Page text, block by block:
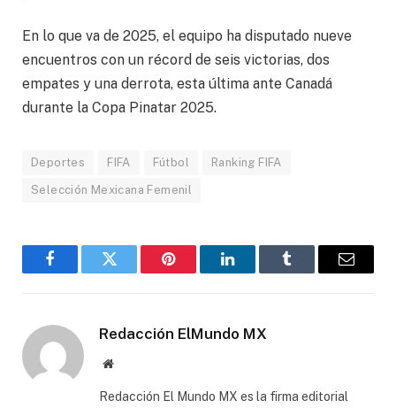
En lo que va de 2025, el equipo ha disputado nueve
encuentros con un récord de seis victorias, dos
empates y una derrota, esta última ante Canadá
durante la Copa Pinatar 2025.
Deportes FIFA Fútbol Ranking FIFA
Selección Mexicana Femenil
FacebookGorjeo Pinterest LinkedInTumblr
Correo
Redacción ElMundo MX
Sitio
Redacción El Mundo MX es la firma editorial